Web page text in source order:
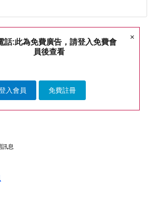
×
話:此為免費廣告，請登入免費會
員後查看
入會員 免費註冊
訊息